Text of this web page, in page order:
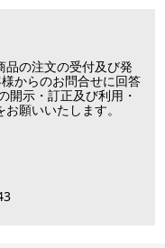
了承下さい。
は
品の注文の受付及び発
からのお問合せに回答
開示・訂正及び利用・
願いいたします。